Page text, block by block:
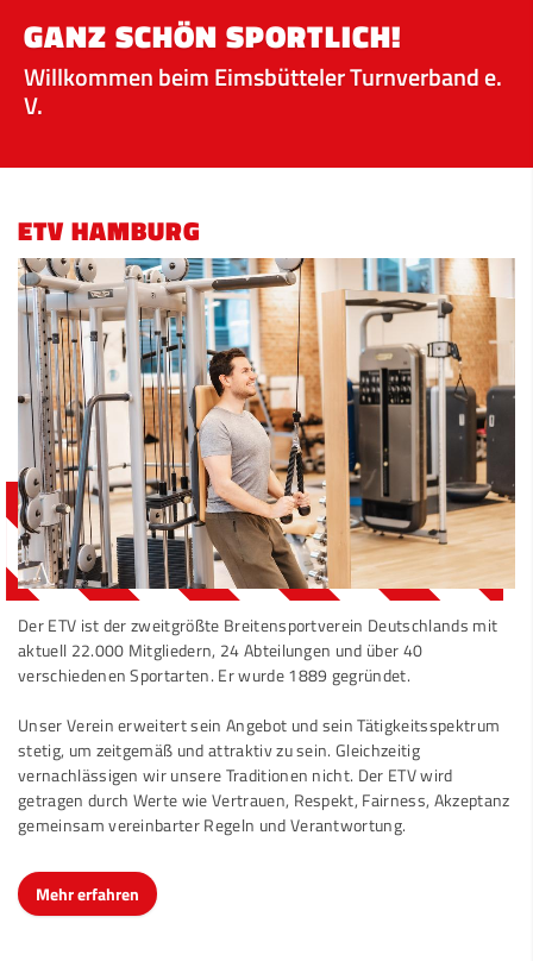
GANZ SCHÖN SPORTLICH!
Willkommen beim Eimsbütteler Turnverband e.
V.
ETV HAMBURG
Der ETV ist der zweitgrößte Breitensportverein Deutschlands mit
aktuell 22.000 Mitgliedern, 24 Abteilungen und über 40
verschiedenen Sportarten. Er wurde 1889 gegründet.
Unser Verein erweitert sein Angebot und sein Tätigkeitsspektrum
stetig, um zeitgemäß und attraktiv zu sein. Gleichzeitig
vernachlässigen wir unsere Traditionen nicht. Der ETV wird
getragen durch Werte wie Vertrauen, Respekt, Fairness, Akzeptanz
gemeinsam vereinbarter Regeln und Verantwortung.
Mehr erfahren